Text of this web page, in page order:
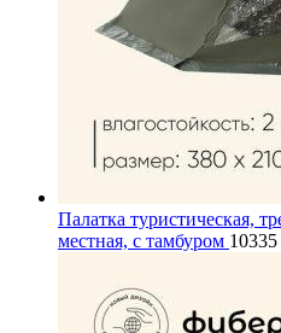
Палатка туристическая,
местная, с тамбуром 10335